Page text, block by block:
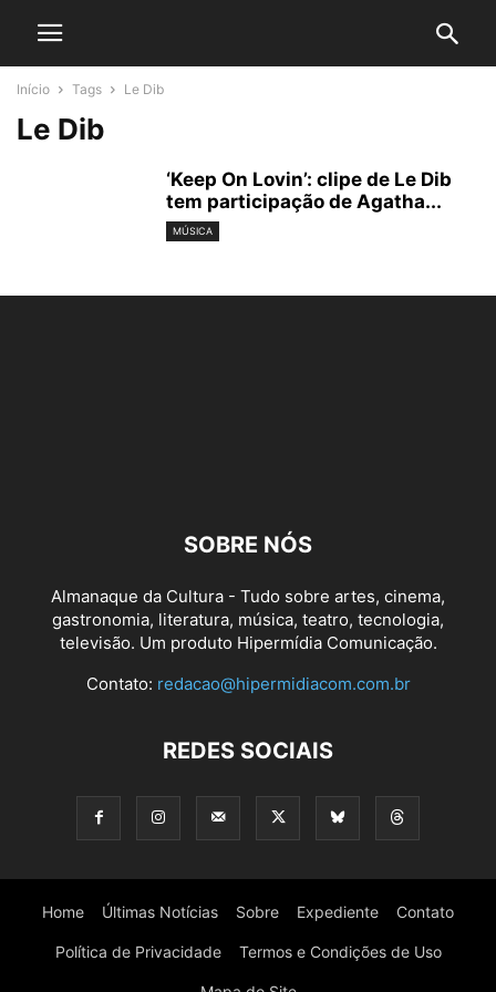
Início Tags Le Dib
Le Dib
‘Keep On Lovin’: clipe de Le Dib
tem participação de Agatha...
MÚSICA
SOBRE NÓS
Almanaque da Cultura - Tudo sobre artes, cinema,
gastronomia, literatura, música, teatro, tecnologia,
televisão. Um produto Hipermídia Comunicação.
Contato: redacao@hipermidiacom.com.br
REDES SOCIAIS
Home Últimas Notícias Sobre Expediente Contato
Política de Privacidade Termos e Condições de Uso